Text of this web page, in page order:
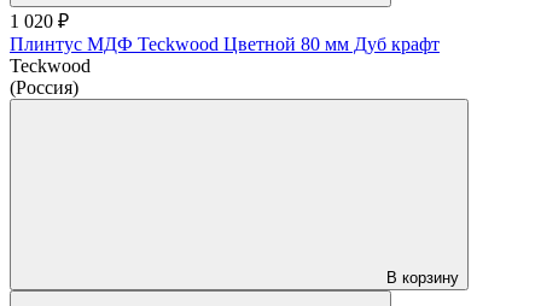
1 020 ₽
Плинтус МДФ Teckwood Цветной 80 мм Дуб крафт
Teckwood
(Россия)
В корзину